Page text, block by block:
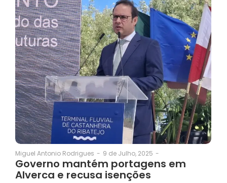
Miguel Antonio Rodrigues - 9 de Julho, 2025 -
Governo mantém portagens em
Alverca e recusa isenções